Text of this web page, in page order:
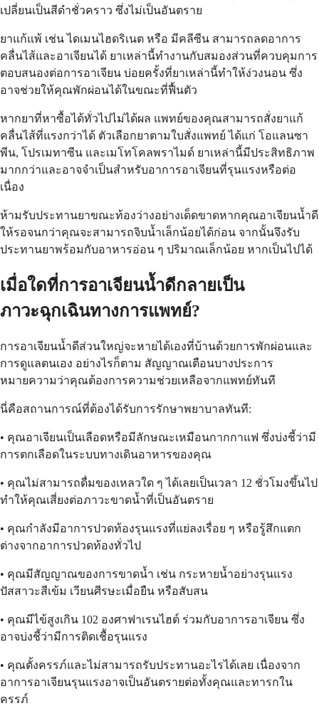
เปลี่ยนเป็นสีดำชั่วคราว ซึ่งไม่เป็นอันตราย
ยาแก้แพ้ เช่น ไดเมนไฮดริเนต หรือ มีคลีซีน สามารถลดอาการ
คลื่นไส้และอาเจียนได้ ยาเหล่านี้ทำงานกับสมองส่วนที่ควบคุมการ
ตอบสนองต่อการอาเจียน บ่อยครั้งที่ยาเหล่านี้ทำให้ง่วงนอน ซึ่ง
อาจช่วยให้คุณพักผ่อนได้ในขณะที่ฟื้นตัว
หากยาที่หาซื้อได้ทั่วไปไม่ได้ผล แพทย์ของคุณสามารถสั่งยาแก้
คลื่นไส้ที่แรงกว่าได้ ตัวเลือกยาตามใบสั่งแพทย์ ได้แก่ โอแลนซา
พีน, โปรเมทาซีน และเมโทโคลพราไมด์ ยาเหล่านี้มีประสิทธิภาพ
มากกว่าและอาจจำเป็นสำหรับอาการอาเจียนที่รุนแรงหรือต่อ
เนื่อง
ห้ามรับประทานยาขณะท้องว่างอย่างเด็ดขาดหากคุณอาเจียนน้ำดี
ให้รอจนกว่าคุณจะสามารถจิบน้ำเล็กน้อยได้ก่อน จากนั้นจึงรับ
ประทานยาพร้อมกับอาหารอ่อน ๆ ปริมาณเล็กน้อย หากเป็นไปได้
เมื่อใดที่การอาเจียนน้ำดีกลายเป็น
ภาวะฉุกเฉินทางการแพทย์?
การอาเจียนน้ำดีส่วนใหญ่จะหายได้เองที่บ้านด้วยการพักผ่อนและ
การดูแลตนเอง อย่างไรก็ตาม สัญญาณเตือนบางประการ
หมายความว่าคุณต้องการความช่วยเหลือจากแพทย์ทันที
นี่คือสถานการณ์ที่ต้องได้รับการรักษาพยาบาลทันที:
• คุณอาเจียนเป็นเลือดหรือมีลักษณะเหมือนกากกาแฟ ซึ่งบ่งชี้ว่ามี
การตกเลือดในระบบทางเดินอาหารของคุณ
• คุณไม่สามารถดื่มของเหลวใด ๆ ได้เลยเป็นเวลา 12 ชั่วโมงขึ้นไป
ทำให้คุณเสี่ยงต่อภาวะขาดน้ำที่เป็นอันตราย
• คุณกำลังมีอาการปวดท้องรุนแรงที่แย่ลงเรื่อย ๆ หรือรู้สึกแตก
ต่างจากอาการปวดท้องทั่วไป
• คุณมีสัญญาณของการขาดน้ำ เช่น กระหายน้ำอย่างรุนแรง
ปัสสาวะสีเข้ม เวียนศีรษะเมื่อยืน หรือสับสน
• คุณมีไข้สูงเกิน 102 องศาฟาเรนไฮต์ ร่วมกับอาการอาเจียน ซึ่ง
อาจบ่งชี้ว่ามีการติดเชื้อรุนแรง
• คุณตั้งครรภ์และไม่สามารถรับประทานอะไรได้เลย เนื่องจาก
อาการอาเจียนรุนแรงอาจเป็นอันตรายต่อทั้งคุณและทารกใน
ครรภ์